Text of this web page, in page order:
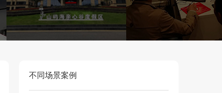
不同场景案例